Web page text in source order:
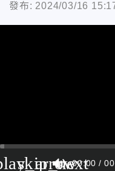
發布: 2024/03/16
skip_next
00:00